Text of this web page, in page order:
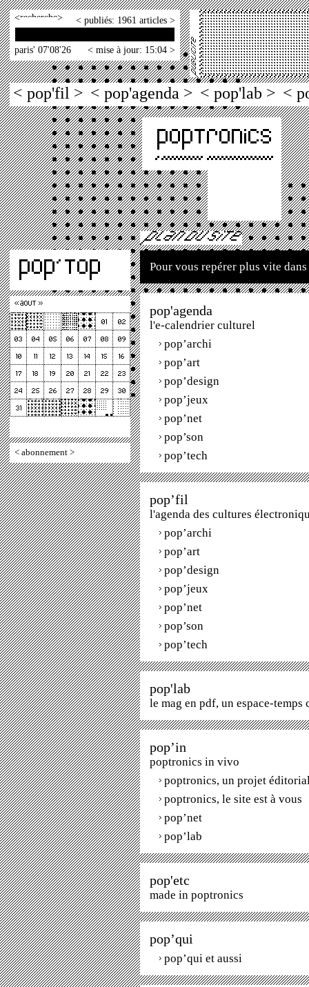
< > < publiés: 1961 articles >
paris' 07'08'26 < mise à jour: 15:04 >
< pop'fil > < pop'agenda > < pop'lab > <
< abonnement >
Pour vous repérer plus vite
pop'agenda
l'e-calendrier culturel
pop’archi
pop’art
pop’design
pop’jeux
pop’net
pop’son
pop’tech
pop’fil
l'agenda des cultures
pop’archi
pop’art
pop’design
pop’jeux
pop’net
pop’son
pop’tech
pop'lab
le mag en pdf, un espace-temps
pop’in
poptronics in vivo
poptronics, un projet
poptronics, le site est à vous
pop’net
pop’lab
pop'etc
made in poptronics
pop’qui
pop’qui et aussi